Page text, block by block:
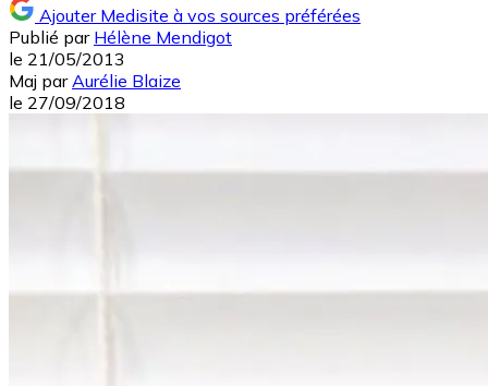
Ajouter Medisite à vos sources préférées
Publié par Hélène Mendigot
le 21/05/2013
Maj par Aurélie Blaize
le 27/09/2018